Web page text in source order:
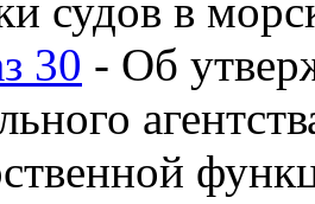
судов в
30 - Об